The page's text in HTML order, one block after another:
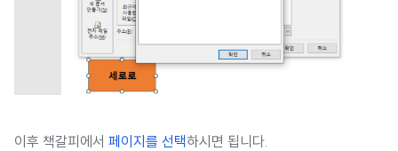
이후 책갈피에서 페이지를 선택하시면 됩니다.